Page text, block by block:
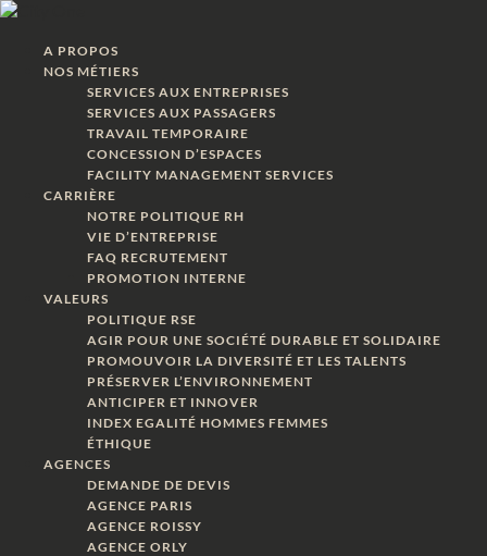
A PROPOS
NOS MÉTIERS
SERVICES AUX ENTREPRISES
SERVICES AUX PASSAGERS
TRAVAIL TEMPORAIRE
CONCESSION D’ESPACES
FACILITY MANAGEMENT SERVICES
CARRIÈRE
NOTRE POLITIQUE RH
VIE D’ENTREPRISE
FAQ RECRUTEMENT
PROMOTION INTERNE
VALEURS
POLITIQUE RSE
AGIR POUR UNE SOCIÉTÉ DURABLE ET SOLIDAIRE
PROMOUVOIR LA DIVERSITÉ ET LES TALENTS
PRÉSERVER L’ENVIRONNEMENT
ANTICIPER ET INNOVER
INDEX EGALITÉ HOMMES FEMMES
ÉTHIQUE
AGENCES
DEMANDE DE DEVIS
AGENCE PARIS
AGENCE ROISSY
AGENCE ORLY